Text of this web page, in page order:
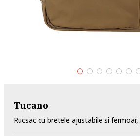
Tucano
Rucsac cu bretele ajustabile si